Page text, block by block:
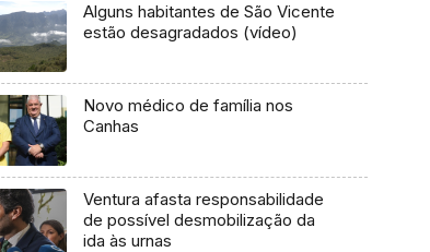
Alguns habitantes de São Vicente
estão desagradados (vídeo)
Novo médico de família nos
Canhas
Ventura afasta responsabilidade
de possível desmobilização da
ida às urnas